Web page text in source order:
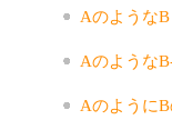
AのようなB
Aのような
Aのように